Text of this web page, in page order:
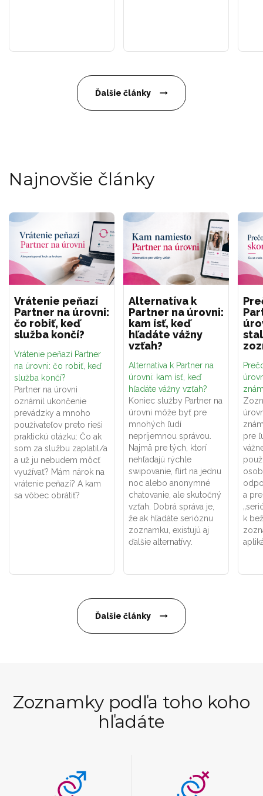
Ďalšie články
Najnovšie články
Vrátenie peňazí
Partner na úrovni:
čo robiť, keď
služba končí?
Vrátenie peňazí Partner
na úrovni: čo robiť, keď
služba končí?
Partner na úrovni
oznámil ukončenie
prevádzky a mnoho
používateľov preto rieši
praktickú otázku: Čo ak
som za službu zaplatil/a
a už ju nebudem môcť
využívať? Mám nárok na
vrátenie peňazí? A kam
sa vôbec obrátiť?
Alternatíva k
Partner na úrovni:
kam ísť, keď
hľadáte vážny
vzťah?
Alternatíva k Partner na
úrovni: kam ísť, keď
hľadáte vážny vzťah?
Koniec služby Partner na
úrovni môže byť pre
mnohých ľudí
nepríjemnou správou.
Najmä pre tých, ktorí
nehľadajú rýchle
swipovanie, flirt na jednu
noc alebo anonymné
chatovanie, ale skutočný
vzťah. Dobrá správa je,
že ak hľadáte serióznu
zoznamku, existujú aj
ďalšie alternatívy.
pre
a
k
Ďalšie články
Zoznamky podľa toho koho
hľadáte